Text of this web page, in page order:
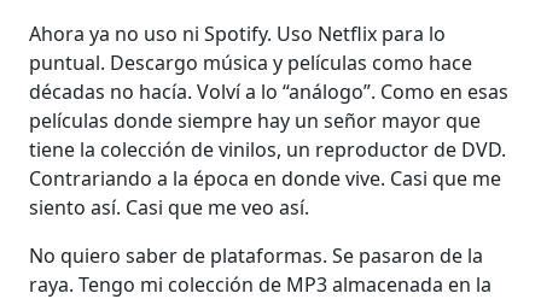
Ahora ya no uso ni Spotify. Uso Netflix para lo
puntual. Descargo música y películas como hace
décadas no hacía. Volví a lo “análogo”. Como en esas
películas donde siempre hay un señor mayor que
tiene la colección de vinilos, un reproductor de DVD.
Contrariando a la época en donde vive. Casi que me
siento así. Casi que me veo así.
No quiero saber de plataformas. Se pasaron de la
raya. Tengo mi colección de MP3 almacenada en la